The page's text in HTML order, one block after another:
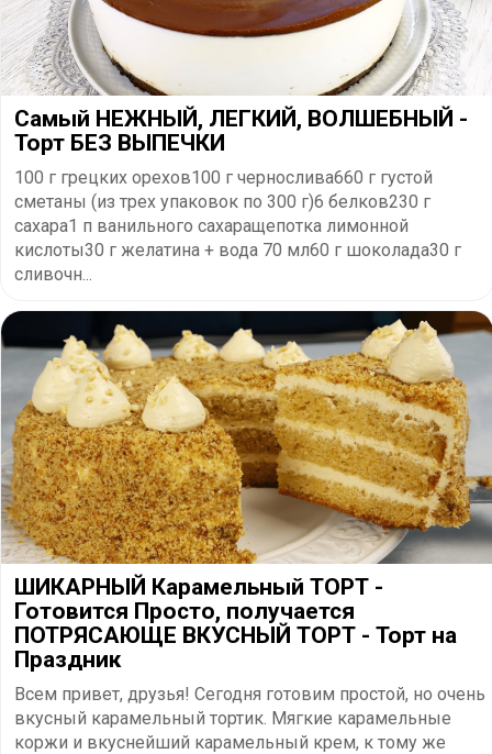
Самый НЕЖНЫЙ, ЛЕГКИЙ, ВОЛШЕБНЫЙ -
Торт БЕЗ ВЫПЕЧКИ
100 г грецких орехов100 г чернослива660 г густой
сметаны (из трех упаковок по 300 г)6 белков230 г
сахара1 п ванильного сахаращепотка лимонной
кислоты30 г желатина + вода 70 мл60 г шоколада30 г
сливочн...
ШИКАРНЫЙ Карамельный ТОРТ -
Готовится Просто, получается
ПОТРЯСАЮЩЕ ВКУСНЫЙ ТОРТ - Торт на
Праздник
Всем привет, друзья! Сегодня готовим простой, но очень
вкусный карамельный тортик. Мягкие карамельные
коржи и вкуснейший карамельный крем, к тому же